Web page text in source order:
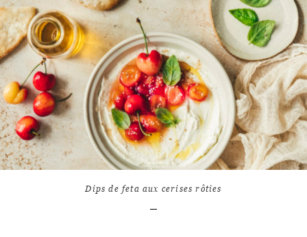
LIRE L'ARTICLE
9 9864
Dips de feta aux cerises rôties